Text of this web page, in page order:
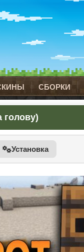
СБОРКИ
голову)
Установка